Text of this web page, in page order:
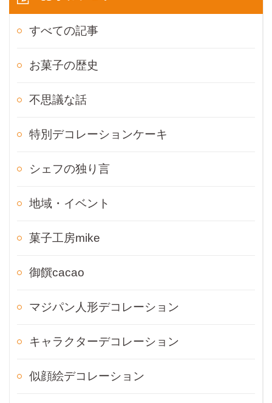
すべての記事
お菓子の歴史
不思議な話
特別デコレーションケーキ
シェフの独り言
地域・イベント
菓子工房mike
御饌cacao
マジパン人形デコレーション
キャラクターデコレーション
似顔絵デコレーション